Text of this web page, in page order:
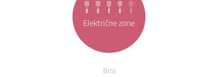
Električne zone
Broj